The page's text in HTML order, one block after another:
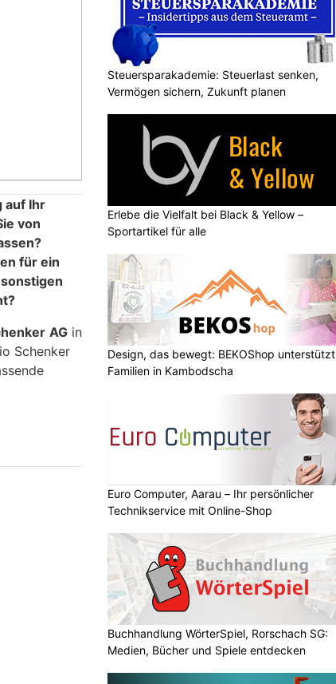
auf Ihr
von
für ein
AG in
Schenker
Steuersparakademie: Steuerlast senken,
Vermögen sichern, Zukunft planen
Erlebe die Vielfalt bei Black & Yellow –
Sportartikel für alle
Design, das bewegt: BEKOShop unterstützt
Familien in Kambodscha
Euro Computer, Aarau – Ihr persönlicher
Technikservice mit Online-Shop
Buchhandlung WörterSpiel, Rorschach SG:
Medien, Bücher und Spiele entdecken